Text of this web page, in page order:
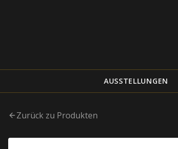
AUSSTELLUNGEN
Zurück zu Produkten